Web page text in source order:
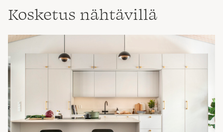
Kosketus nähtävillä